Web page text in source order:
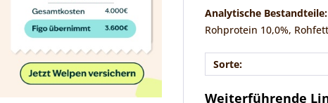
Analytische Bestandteile:
Rohprotein 10,0%,
Sorte:
Weiterführende